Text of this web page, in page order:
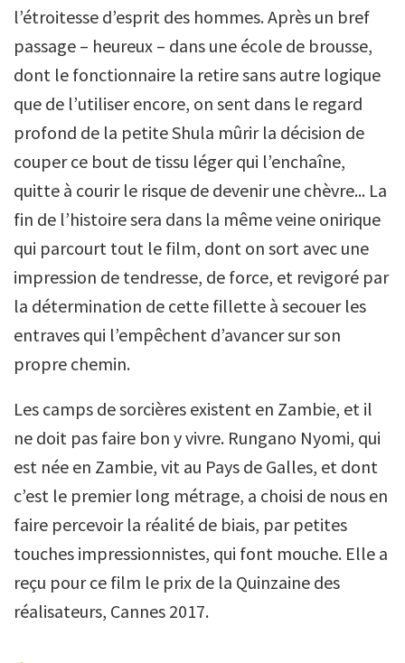
l’étroitesse d’esprit des hommes. Après un bref
passage – heureux – dans une école de brousse,
dont le fonctionnaire la retire sans autre logique
que de l’utiliser encore, on sent dans le regard
profond de la petite Shula mûrir la décision de
couper ce bout de tissu léger qui l’enchaîne,
quitte à courir le risque de devenir une chèvre... La
fin de l’histoire sera dans la même veine onirique
qui parcourt tout le film, dont on sort avec une
impression de tendresse, de force, et revigoré par
la détermination de cette fillette à secouer les
entraves qui l’empêchent d’avancer sur son
propre chemin.
Les camps de sorcières existent en Zambie, et il
ne doit pas faire bon y vivre. Rungano Nyomi, qui
est née en Zambie, vit au Pays de Galles, et dont
c’est le premier long métrage, a choisi de nous en
faire percevoir la réalité de biais, par petites
touches impressionnistes, qui font mouche. Elle a
reçu pour ce film le prix de la Quinzaine des
réalisateurs, Cannes 2017.